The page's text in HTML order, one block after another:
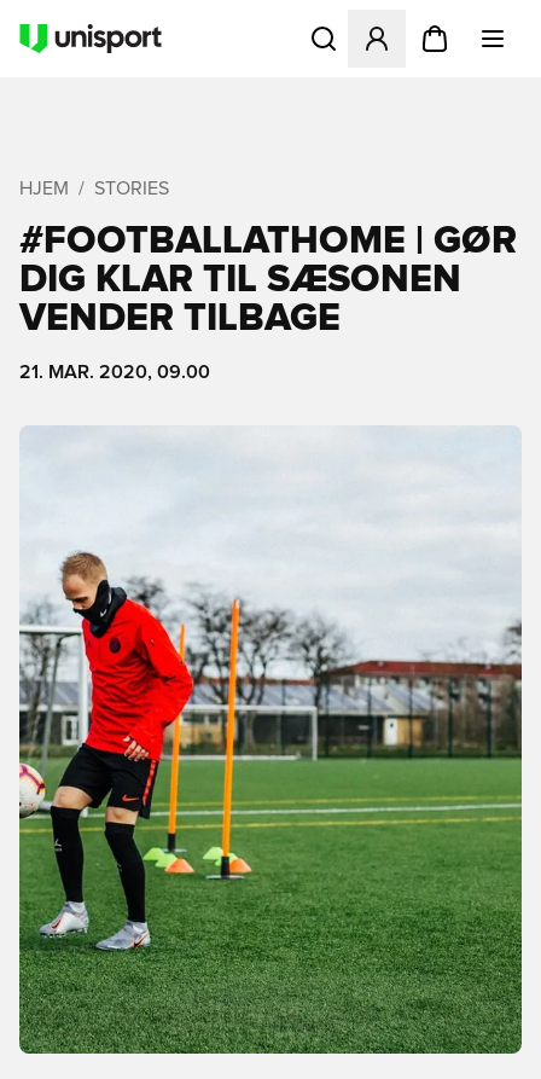
Åbner en Modal til at
HJEM STORIES
#FOOTBALLATHOME | GØR
DIG KLAR TIL SÆSONEN
VENDER TILBAGE
21. MAR. 2020, 09.00